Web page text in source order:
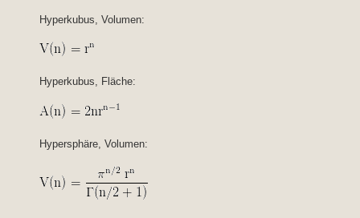
Hyperkubus, Volumen:
Hyperkubus, Fläche:
Hypersphäre, Volumen: